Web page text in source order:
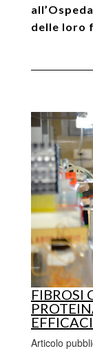
delle loro
FIBROSI
Articolo